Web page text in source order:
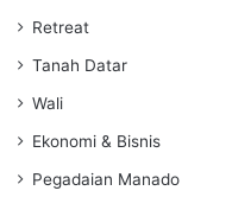
Retreat
Tanah Datar
Wali
Ekonomi & Bisnis
Pegadaian Manado